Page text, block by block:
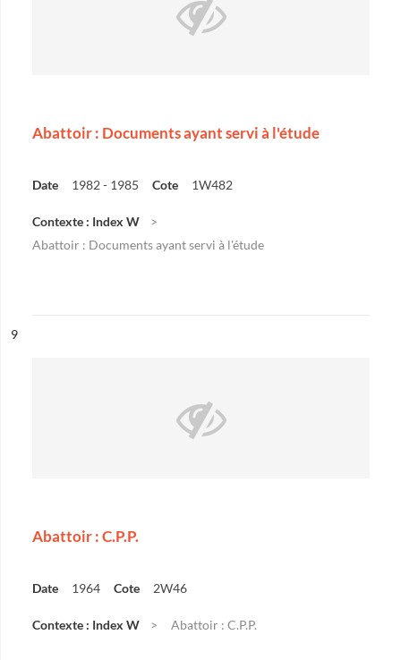
Abattoir : Documents ayant servi à l'étude
Date 1982 - 1985 Cote 1W482
Contexte : Index W
Abattoir : Documents ayant servi à l'étude
n°
9
Abattoir : C.P.P.
Date 1964 Cote 2W46
Contexte : Index W Abattoir : C.P.P.